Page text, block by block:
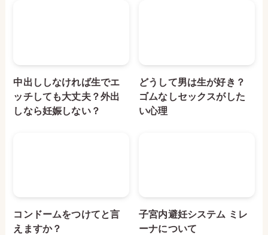
中出ししなければ生でエ
ッチしても大丈夫？外出
しなら妊娠しない？
どうして男は生が好き？
ゴムなしセックスがした
い心理
コンドームをつけてと言
えますか？
子宮内避妊システム ミレ
ーナについて